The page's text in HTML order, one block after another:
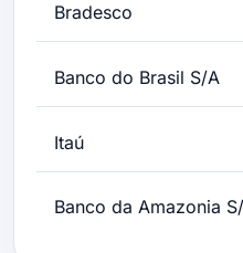
Bradesco
Banco do Brasil S/A
Itaú
Banco da Amazonia